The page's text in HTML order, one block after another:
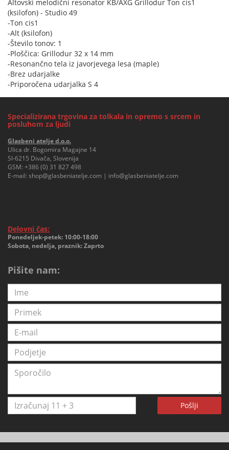
Altovski melodični resonator KB/AXG Grillodur Ton cis1
(ksilofon) - Studio 49
-Ton cis1
-Alt (ksilofon)
-Število tonov: 1
-Ploščica: Grillodur 32 x 14 mm
-Resonančno tela iz javorjevega lesa (maple)
-Brez udarjalke
-Priporočena udarjalka S 4
Specializirana trgovina za tolkala in opremo s srcem in
posluhom za ljudi
Glasbeni atelje d.o.o.
Ulica dr. Bogomira Magajne 14
SI-6215 Divača, Slovenija
GSM: +386 (0) 31 827 498
E-mail: shop@glasbeniatelje.com | info@glasbeniatelje.com
Delovni čas:
Ponedeljek-petek: 10:00-18:00
Sobota, nedelja, praznik: Zaprto
Pišite nam:
Pošlji